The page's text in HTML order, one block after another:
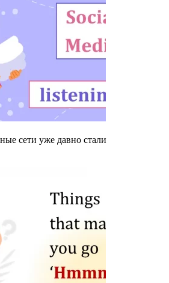
сети уже давно стали